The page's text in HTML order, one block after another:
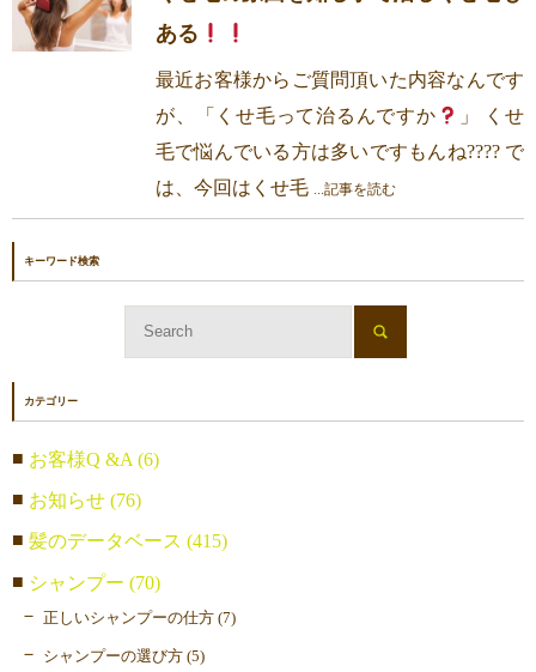
ある
最近お客様からご質問頂いた内容なんです
が、「くせ毛って治るんですか
」 くせ
毛で悩んでいる方は多いですもんね???? で
は、今回はくせ毛 ...記事を読む
キーワード検索
カテゴリー
お客様Q &A (6)
お知らせ (76)
髪のデータベース (415)
シャンプー (70)
正しいシャンプーの仕方 (7)
シャンプーの選び方 (5)